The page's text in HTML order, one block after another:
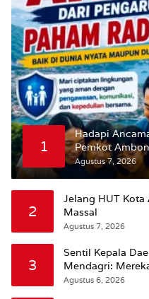
1
Hadapi
Pemkot
Agustus 7, 2026
2
Jelang HUT
Massal
Agustus 7, 2026
3
Sentil Kepala
Mendagri:
Agustus 6, 2026